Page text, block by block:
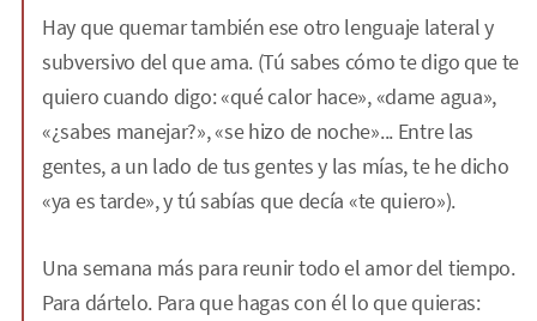
Hay que quemar también ese otro lenguaje lateral y
subversivo del que ama. (Tú sabes cómo te digo que te
quiero cuando digo: «qué calor hace», «dame agua»,
«¿sabes manejar?», «se hizo de noche»... Entre las
gentes, a un lado de tus gentes y las mías, te he dicho
«ya es tarde», y tú sabías que decía «te quiero»).
Una semana más para reunir todo el amor del tiempo.
Para dártelo. Para que hagas con él lo que quieras: